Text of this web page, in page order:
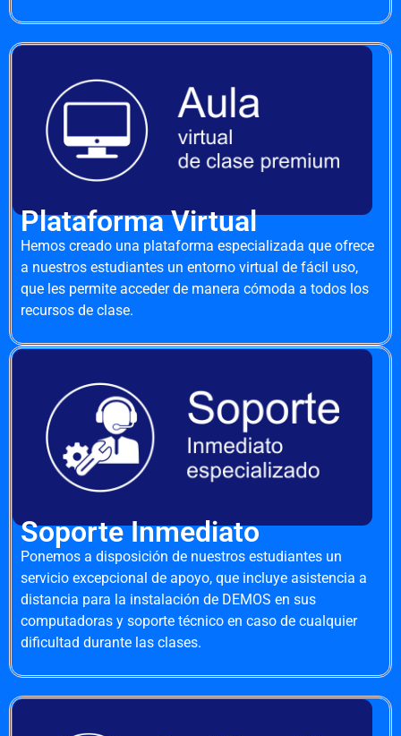
Plataforma Virtual
Hemos creado una plataforma especializada que ofrece
a nuestros estudiantes un entorno virtual de fácil uso,
que les permite acceder de manera cómoda a todos los
recursos de clase.
Soporte Inmediato
Ponemos a disposición de nuestros estudiantes un
servicio excepcional de apoyo, que incluye asistencia a
distancia para la instalación de DEMOS en sus
computadoras y soporte técnico en caso de cualquier
dificultad durante las clases.